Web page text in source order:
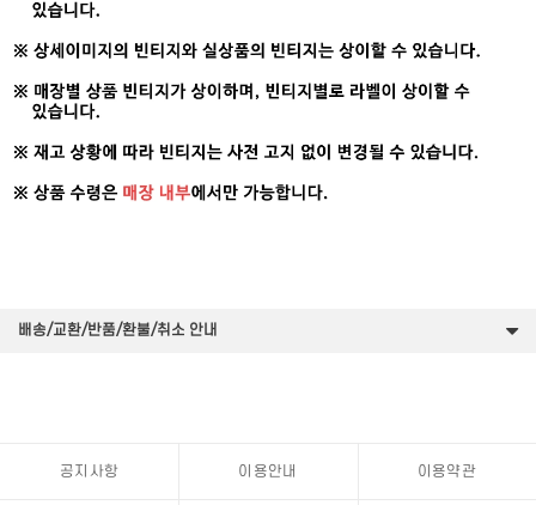
배송/교환/반품/환불/취소 안내
공지사항 이용안내 이용약관